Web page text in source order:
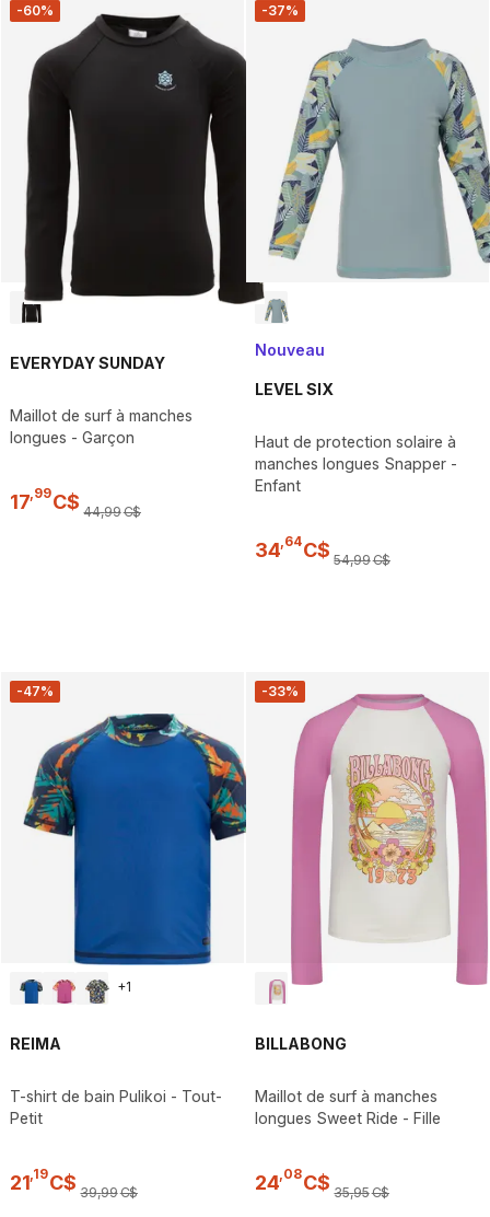
-60%
EVERYDAY SUNDAY
Maillot de surf à manches
longues - Garçon
17 99C$ 44,99C$
-37%
Nouveau
LEVEL SIX
Haut de protection solaire à
manches longues Snapper -
Enfant
34 64C$ 54,99C$
-47%
+1
REIMA
T-shirt de bain Pulikoi - Tout-
Petit
21,19C$ 39,99C$
-33%
BILLABONG
Maillot de surf à manches
longues Sweet Ride - Fille
24,08C$ 35,95C$